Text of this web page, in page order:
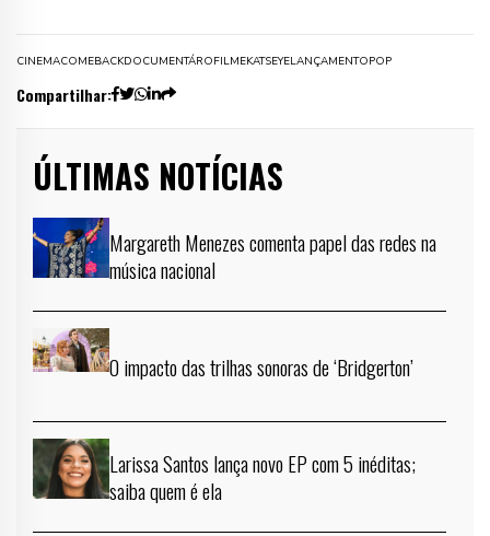
CINEMACOMEBACKDOCUMENTÁROFILMEKATSEYELANÇAMENTOPOP
Compartilhar:
ÚLTIMAS NOTÍCIAS
Margareth Menezes comenta papel das redes na
música nacional
O impacto das trilhas sonoras de ‘Bridgerton’
Larissa Santos lança novo EP com 5 inéditas;
saiba quem é ela